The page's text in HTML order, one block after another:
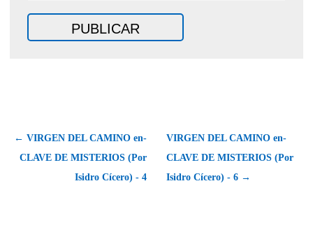
← VIRGEN DEL CAMINO en-
CLAVE DE MISTERIOS (Por
Isidro Cícero) - 4
VIRGEN DEL CAMINO en-
CLAVE DE MISTERIOS (Por
Isidro Cícero) - 6 →